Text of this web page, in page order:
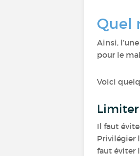
Quel
Ainsi,
pour le
Voici
Limiter
Il faut
Privilégier
faut éviter